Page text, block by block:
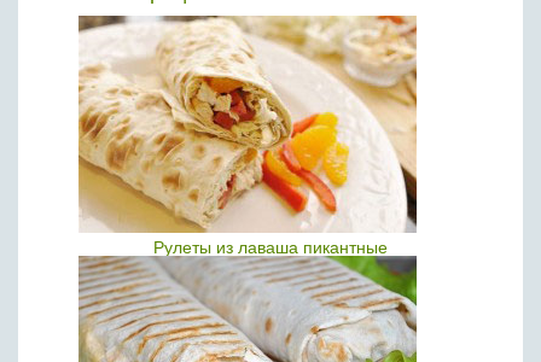
Рулеты из лаваша пикантные